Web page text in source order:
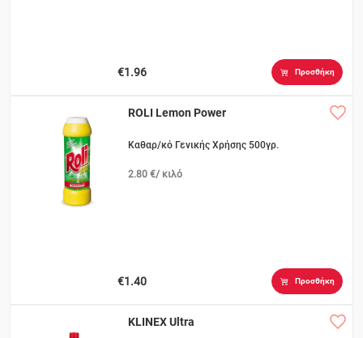
€1.96 Προσθήκη
ROLI Lemon Power
Καθαρ/κό Γενικής Χρήσης 500γρ.
2.80 €/ κιλό
€1.40 Προσθήκη
KLINEX Ultra